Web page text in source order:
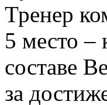
Тренер
5 место
составе
за